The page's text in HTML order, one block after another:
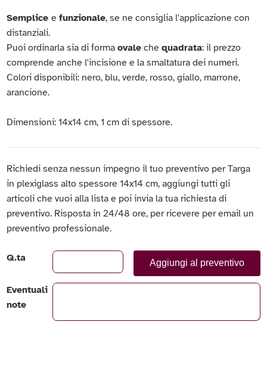
Sempliceefunzionale, se ne consiglia l'applicazione con
distanziali.
Puoi ordinarla sia di formaovale chequadrata: il prezzo
comprende anche l'incisione e la smaltatura dei numeri.
Colori disponibili: nero, blu, verde, rosso, giallo, marrone,
arancione.
Dimensioni: 14x14 cm, 1 cm di spessore.
Richiedi senza nessun impegno il tuo preventivo per Targa
in plexiglass alto spessore 14x14 cm, aggiungi tutti gli
articoli che vuoi alla lista e poi invia la tua richiesta di
preventivo. Risposta in 24/48 ore, per ricevere per email un
preventivo professionale.
Q.ta Aggiungi al preventivo
Eventuali
note